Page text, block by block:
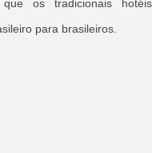
os tradicionais hotéis
para brasileiros.